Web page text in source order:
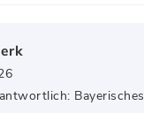
Bayerisches